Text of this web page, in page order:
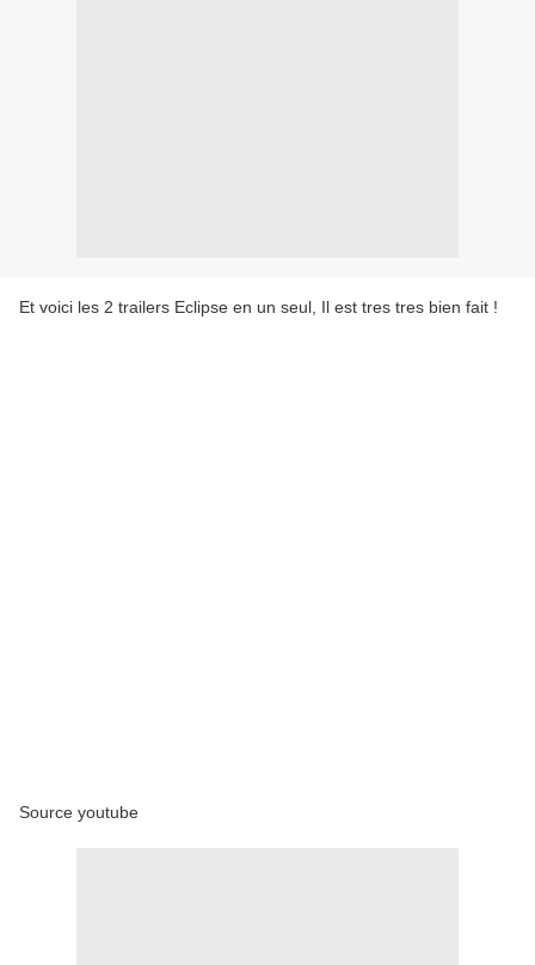
Et voici les 2 trailers Eclipse en un seul, Il est tres tres bien fait !
Source youtube